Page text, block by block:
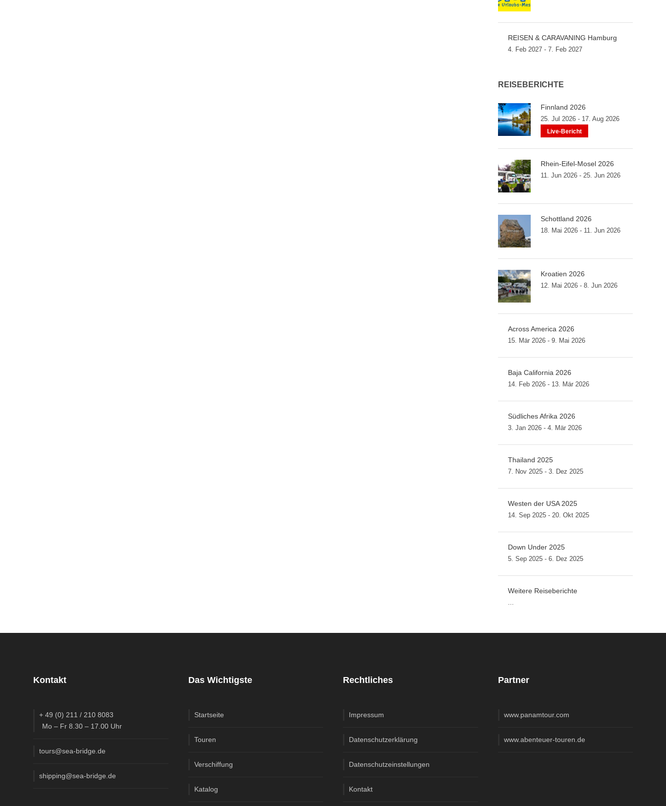
REISEN & CARAVANING Hamburg
4. Feb 2027 - 7. Feb 2027
REISEBERICHTE
Finnland 2026
25. Jul 2026 - 17. Aug 2026
Live-Bericht
Rhein-Eifel-Mosel 2026
11. Jun 2026 - 25. Jun 2026
Schottland 2026
18. Mai 2026 - 11. Jun 2026
Kroatien 2026
12. Mai 2026 - 8. Jun 2026
Across America 2026
15. Mär 2026 - 9. Mai 2026
Baja California 2026
14. Feb 2026 - 13. Mär 2026
Südliches Afrika 2026
3. Jan 2026 - 4. Mär 2026
Thailand 2025
7. Nov 2025 - 3. Dez 2025
Westen der USA 2025
14. Sep 2025 - 20. Okt 2025
Down Under 2025
5. Sep 2025 - 6. Dez 2025
Weitere Reiseberichte
...
Kontakt
+ 49 (0) 211 / 210 8083
Mo – Fr 8.30 – 17.00 Uhr
tours@sea-bridge.de
shipping@sea-bridge.de
Das Wichtigste
Startseite
Touren
Verschiffung
Katalog
Rechtliches
Impressum
Datenschutzerklärung
Datenschutzeinstellungen
Kontakt
Partner
www.panamtour.com
www.abenteuer-touren.de